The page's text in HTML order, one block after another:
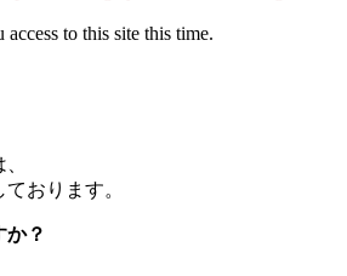
to this site this time.
おります。
か？